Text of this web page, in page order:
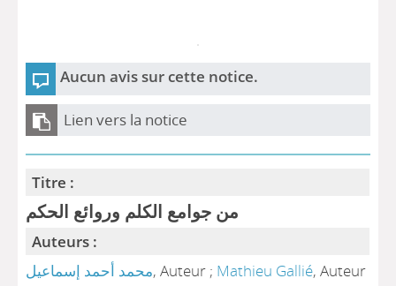
Aucun avis sur cette notice.
Lien vers la notice
Titre :
من جوامع الكلم وروائع الحكم
Auteurs :
محمد أحمد إسماعيل, Auteur ; Mathieu Gallié, Auteur